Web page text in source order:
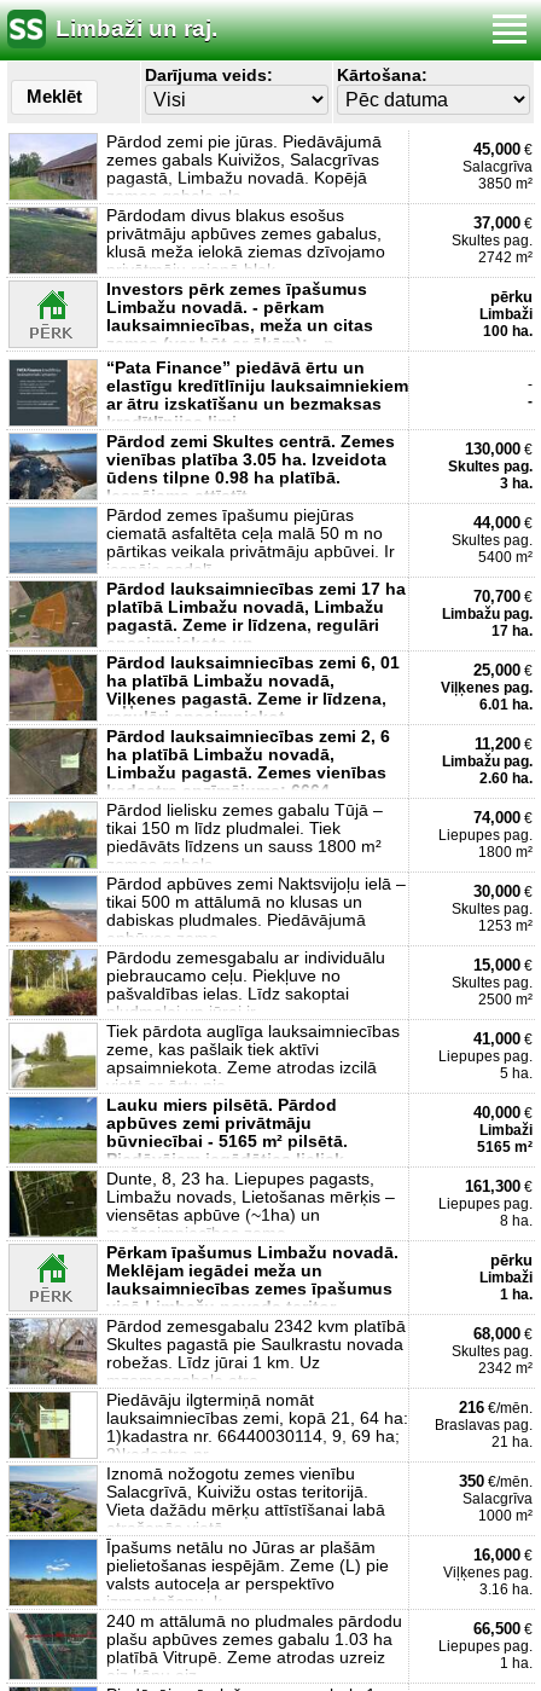
Limbaži un raj.
Meklēt
Darījuma veids: Kārtošana:
Pārdod zemi pie jūras. Piedāvājumā
zemes gabals Kuivižos, Salacgrīvas
pagastā, Limbažu novadā. Kopējā
zemes gabala pla
45,000 €
Salacgrīva
3850 m²
Pārdodam divus blakus esošus
privātmāju apbūves zemes gabalus,
klusā meža ielokā ziemas dzīvojamo
privātmāju rajonā blak
37,000 €
Skultes pag.
2742 m²
Investors pērk zemes īpašumus
Limbažu novadā. - pērkam
lauksaimniecības, meža un citas
zemes (var būt ar ēkām); - p
pērku
Limbaži
100 ha.
“Pata Finance” piedāvā ērtu un
elastīgu kredītlīniju lauksaimniekiem
ar ātru izskatīšanu un bezmaksas
kredītlīnijas limi
-
-
Pārdod zemi Skultes centrā. Zemes
vienības platība 3.05 ha. Izveidota
ūdens tilpne 0.98 ha platībā.
Iespējams attīstīt
130,000 €
Skultes pag.
3 ha.
Pārdod zemes īpašumu piejūras
ciematā asfaltēta ceļa malā 50 m no
pārtikas veikala privātmāju apbūvei. Ir
iespēja sadalī
44,000 €
Skultes pag.
5400 m²
Pārdod lauksaimniecības zemi 17 ha
platībā Limbažu novadā, Limbažu
pagastā. Zeme ir līdzena, regulāri
apsaimniekota un
70,700 €
Limbažu pag.
17 ha.
Pārdod lauksaimniecības zemi 6, 01
ha platībā Limbažu novadā,
Viļķenes pagastā. Zeme ir līdzena,
regulāri apsaimniekot
25,000 €
Viļķenes pag.
6.01 ha.
Pārdod lauksaimniecības zemi 2, 6
ha platībā Limbažu novadā,
Limbažu pagastā. Zemes vienības
kadastra apzīmējums: 6664
11,200 €
Limbažu pag.
2.60 ha.
Pārdod lielisku zemes gabalu Tūjā –
tikai 150 m līdz pludmalei. Tiek
piedāvāts līdzens un sauss 1800 m²
zemes gabals
74,000 €
Liepupes pag.
1800 m²
Pārdod apbūves zemi Naktsvijoļu ielā –
tikai 500 m attālumā no klusas un
dabiskas pludmales. Piedāvājumā
apbūves zeme
30,000 €
Skultes pag.
1253 m²
Pārdodu zemesgabalu ar individuālu
piebraucamo ceļu. Piekļuve no
pašvaldības ielas. Līdz sakoptai
pludmalei un jūrai ir
15,000 €
Skultes pag.
2500 m²
Tiek pārdota auglīga lauksaimniecības
zeme, kas pašlaik tiek aktīvi
apsaimniekota. Zeme atrodas izcilā
vietā ar ērtu pie
41,000 €
Liepupes pag.
5 ha.
Lauku miers pilsētā. Pārdod
apbūves zemi privātmāju
būvniecībai - 5165 m² pilsētā.
Piedāvājam iegādāties lielisk
40,000 €
Limbaži
5165 m²
Dunte, 8, 23 ha. Liepupes pagasts,
Limbažu novads, Lietošanas mērķis –
viensētas apbūve (~1ha) un
mežsaimniecības zeme
161,300 €
Liepupes pag.
8 ha.
Pērkam īpašumus Limbažu novadā.
Meklējam iegādei meža un
lauksaimniecības zemes īpašumus
visā Limbažu novada teritor
pērku
Limbaži
1 ha.
Pārdod zemesgabalu 2342 kvm platībā
Skultes pagastā pie Saulkrastu novada
robežas. Līdz jūrai 1 km. Uz
mzemesgabala atro
68,000 €
Skultes pag.
2342 m²
Piedāvāju ilgtermiņā nomāt
lauksaimniecības zemi, kopā 21, 64 ha:
1)kadastra nr. 66440030114, 9, 69 ha;
2)kadastra nr.
216 €/mēn.
Braslavas pag.
21 ha.
Iznomā nožogotu zemes vienību
Salacgrīvā, Kuivižu ostas teritorijā.
Vieta dažādu mērķu attīstīšanai labā
atrašanās vietā
350 €/mēn.
Salacgrīva
1000 m²
Īpašums netālu no Jūras ar plašām
pielietošanas iespējām. Zeme (L) pie
valsts autoceļa ar perspektīvo
izmantošanu, k
16,000 €
Viļķenes pag.
3.16 ha.
240 m attālumā no pludmales pārdodu
plašu apbūves zemes gabalu 1.03 ha
platībā Vitrupē. Zeme atrodas uzreiz
aiz kāpu aiz
66,500 €
Liepupes pag.
1 ha.